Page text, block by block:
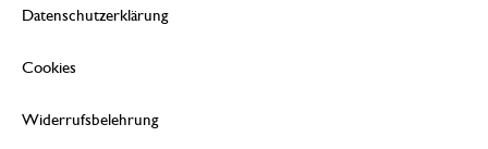
Datenschutzerklärung
Cookies
Widerrufsbelehrung